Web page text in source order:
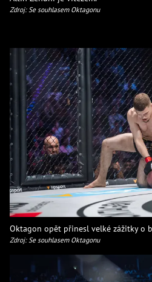
Zdroj: Se souhlasem Oktagonu
Oktagon opět přinesl velké zážitky o
Zdroj: Se souhlasem Oktagonu